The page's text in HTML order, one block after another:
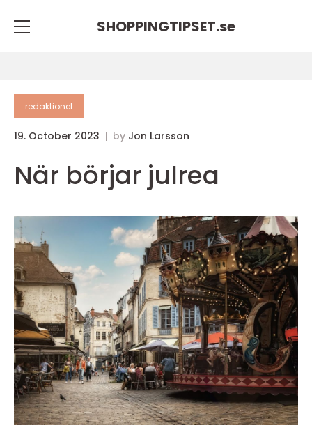
SHOPPINGTIPSET.se
redaktionel
19. October 2023 by Jon Larsson
När börjar julrea